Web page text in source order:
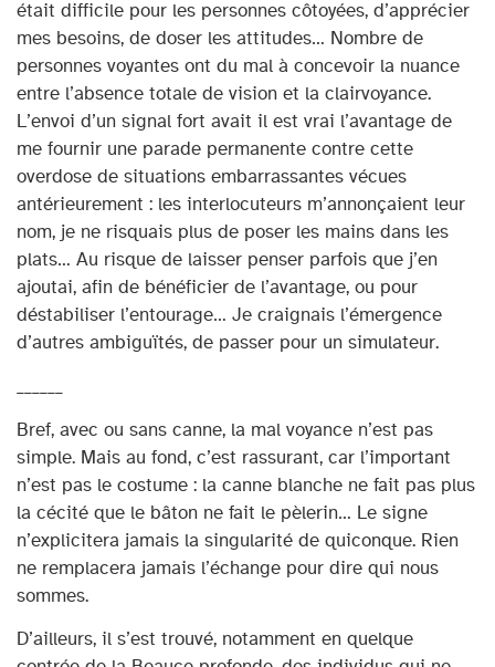
était difficile pour les personnes côtoyées, d’apprécier
mes besoins, de doser les attitudes… Nombre de
personnes voyantes ont du mal à concevoir la nuance
entre l’absence totale de vision et la clairvoyance.
L’envoi d’un signal fort avait il est vrai l’avantage de
me fournir une parade permanente contre cette
overdose de situations embarrassantes vécues
antérieurement : les interlocuteurs m’annonçaient leur
nom, je ne risquais plus de poser les mains dans les
plats… Au risque de laisser penser parfois que j’en
ajoutai, afin de bénéficier de l’avantage, ou pour
déstabiliser l’entourage… Je craignais l’émergence
d’autres ambiguïtés, de passer pour un simulateur.
Bref, avec ou sans canne, la mal voyance n’est pas
simple. Mais au fond, c’est rassurant, car l’important
n’est pas le costume : la canne blanche ne fait pas plus
la cécité que le bâton ne fait le pèlerin… Le signe
n’explicitera jamais la singularité de quiconque. Rien
ne remplacera jamais l’échange pour dire qui nous
sommes.
D’ailleurs, il s’est trouvé, notamment en quelque